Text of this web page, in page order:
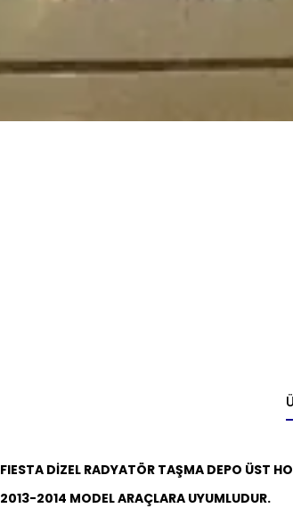
FIESTA DİZEL RADYATÖR TAŞMA DEPO ÜST
2013-2014 MODEL ARAÇLARA UYUMLUDUR.